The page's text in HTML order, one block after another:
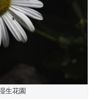
生花園